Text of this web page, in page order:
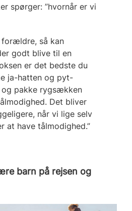
spørger: ”hvornår er vi
forældre, så kan
godt blive til en
er det bedste du
ja-hatten og pyt-
og pakke rygsækken
Det bliver
når vi lige selv
at have tålmodighed.”
barn på rejsen og